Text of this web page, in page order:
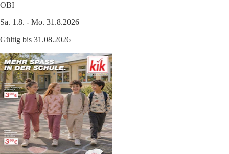
OBI
Sa. 1.8. - Mo. 31.8.2026
Gültig bis 31.08.2026